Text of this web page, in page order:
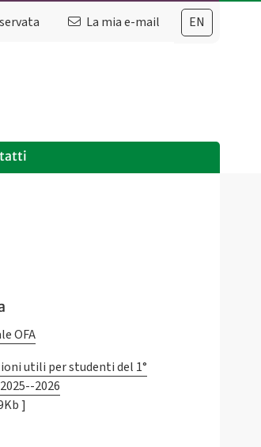
EN
La mia e-mail
OFA
utili per studenti del 1°
2026
]